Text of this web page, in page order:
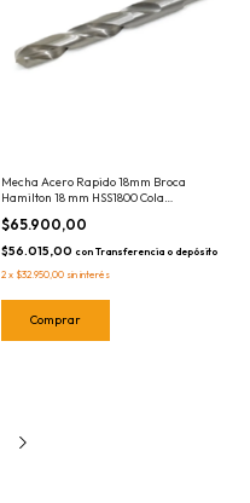
Mecha Acero Rapido 18mm Broca
Hamilton 18 mm HSS1800 Cola
Rebajada
$65.900,00
$56.015,00 con Transferencia o depósito
2 x $32.950,00 sin interés